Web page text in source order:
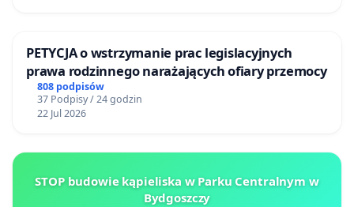
PETYCJA o wstrzymanie prac legislacyjnych
prawa rodzinnego narażających ofiary przemocy
808 podpisów
37 Podpisy / 24 godzin
22 Jul 2026
STOP budowie kąpieliska w Parku Centralnym w
Bydgoszczy